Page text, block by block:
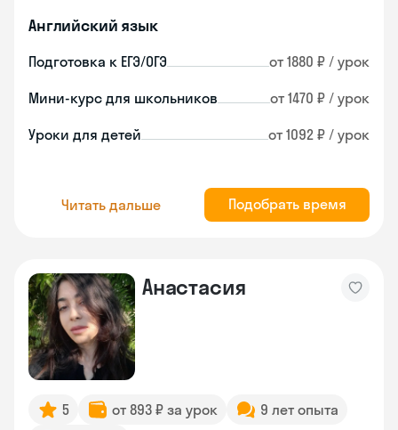
Английский язык
Подготовка к ЕГЭ/ОГЭ от 1880 ₽ / урок
Мини-курс для школьников от 1470 ₽ / урок
Уроки для детей от 1092 ₽ / урок
Читать дальше Подобрать время
Анастасия
5 от 893 ₽ за урок
9 лет опыта